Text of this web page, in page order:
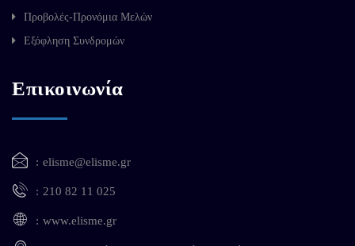
Προβολές-Προνόμια Μελών
Εξόφληση Συνδρομών
Επικοινωνία
elisme@elisme.gr
210 82 11 025
www.elisme.gr